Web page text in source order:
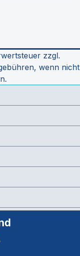
zzgl.
wenn nicht